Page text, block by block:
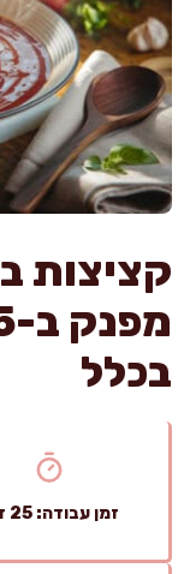
קציצות
בכלל
זמן עבודה: 25 דק'